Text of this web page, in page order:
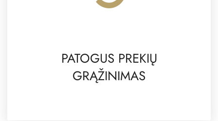
PATOGUS PREKIŲ
GRĄŽINIMAS